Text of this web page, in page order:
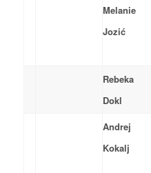
Melanie
Jozić
Rebeka
Dokl
Andrej
Kokalj